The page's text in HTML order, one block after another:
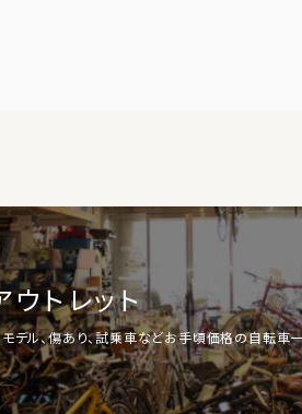
ウトレット
デル、傷あり、試乗車などお手頃価格の自転車